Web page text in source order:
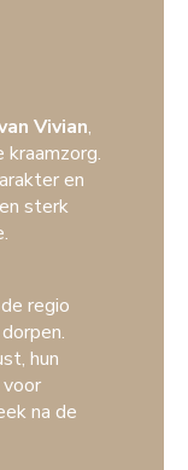
Vivian,
kraamzorg.
en
sterk
regio
hun
na de